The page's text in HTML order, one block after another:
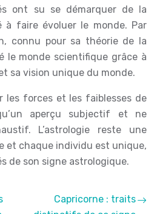
ont su se démarquer de la
à faire évoluer le monde. Par
connu pour sa théorie de la
le monde scientifique grâce à
sa vision unique du monde.
les forces et les faiblesses de
aperçu subjectif et ne
L’astrologie reste une
et chaque individu est unique,
de son signe astrologique.
Capricorne : traits